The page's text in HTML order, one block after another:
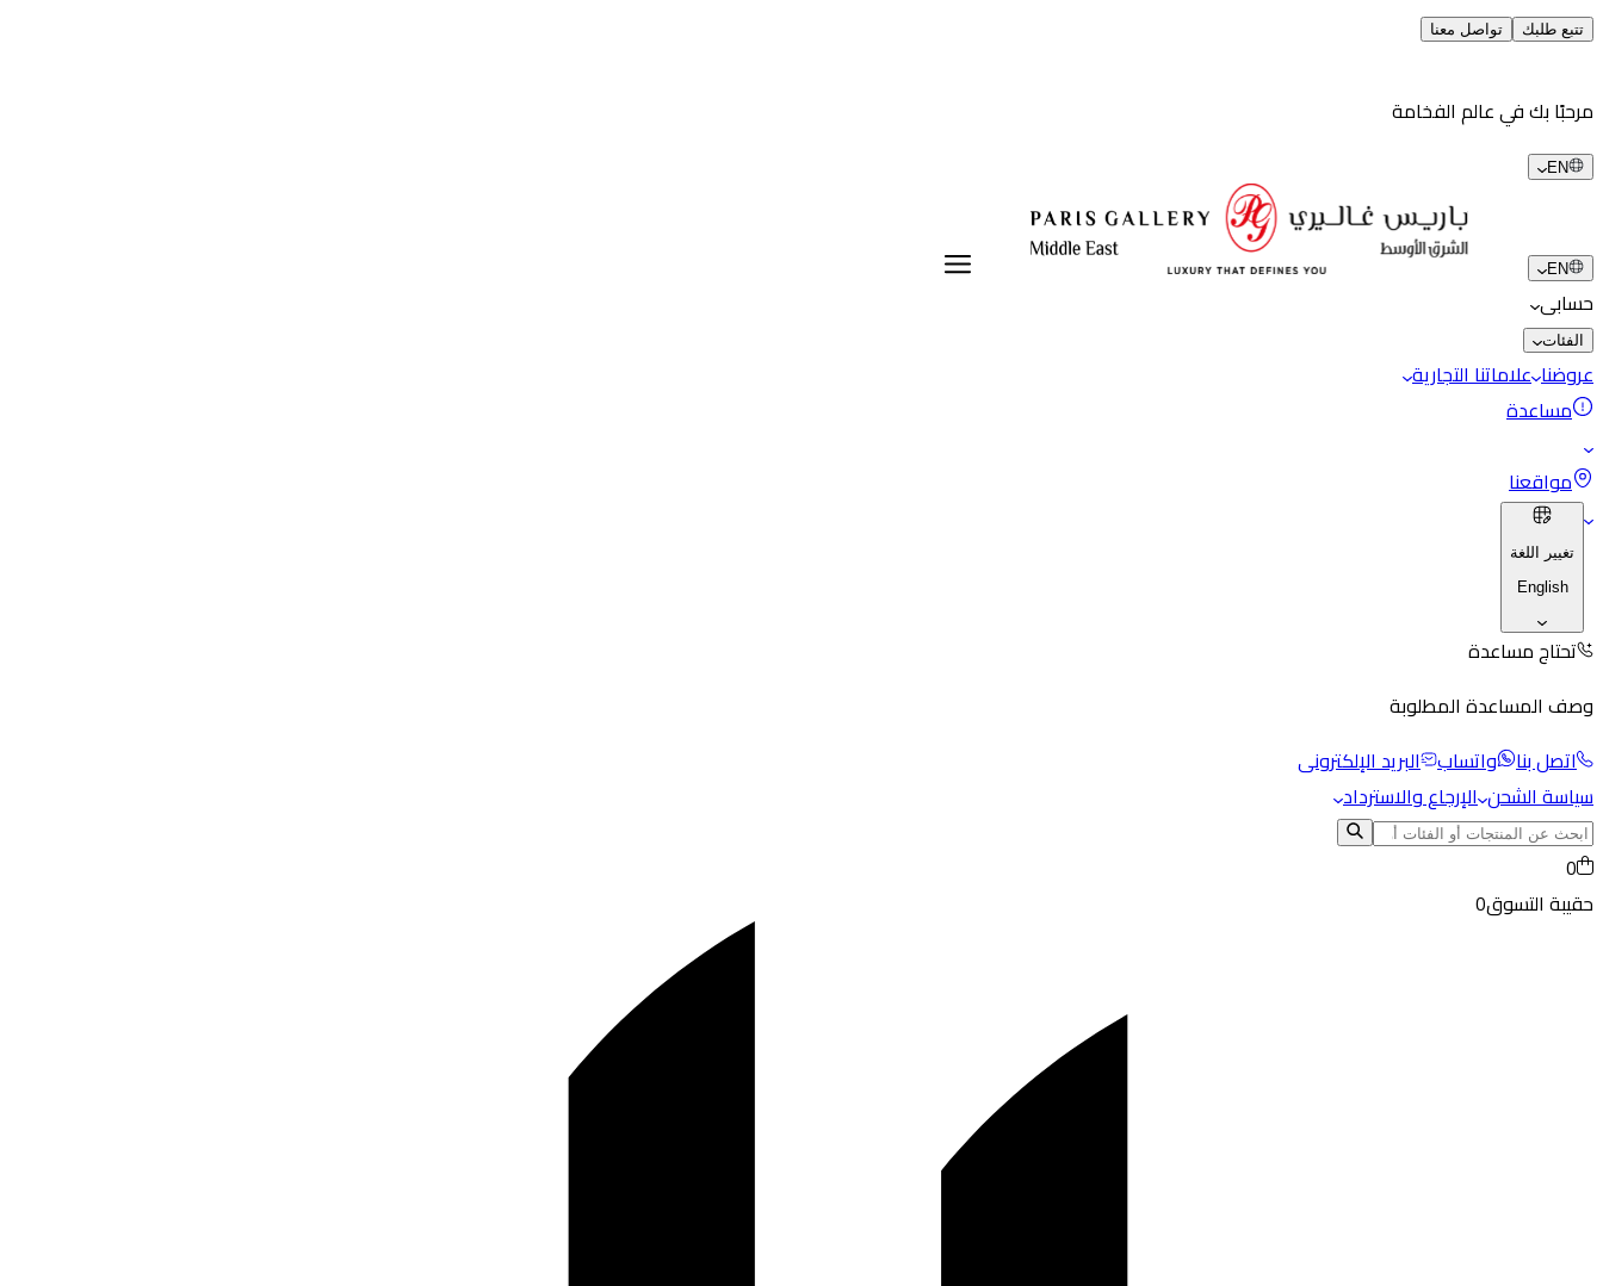
تتبع طلبك تواصل معنا
مرحبًا بك في عالم الفخامة
EN
EN
حسابى
الفئات
عروضنا علاماتنا التجارية
مساعدة
مواقعنا
تغيير اللغة
English
تحتاج مساعدة
وصف المساعدة المطلوبة
اتصل بنا واتساب البريد الإلكترونى
سياسة الشحن الإرجاع والاسترداد
0
حقيبة التسوق0